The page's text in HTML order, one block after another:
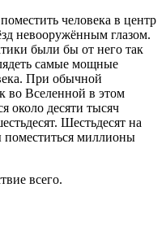
человека в центр
невооружённым глазом.
были бы от него так
самые мощные
При обычной
во Вселенной в этом
около десяти тысяч
Шестьдесят на
поместиться миллионы
всего.